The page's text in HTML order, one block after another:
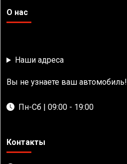
О нас
Наши адреса
Вы не узнаете ваш автомобиль!
Пн-Сб | 09:00 - 19:00
Контакты